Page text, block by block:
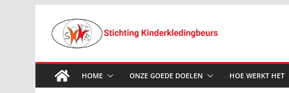
HOME ONZE GOEDE DOELEN HOE WERKT HET